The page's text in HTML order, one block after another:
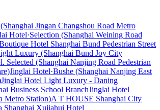
Jingan Changshou Road Metro
Hotel·Selection (Shanghai Weining Road
Hotel Shanghai Bund Pedestrian Street
Luxury (Shanghai Bund Joy City
Selected (Shanghai Nanjing Road Pedestrian
Jinglai Hotel·Bushe (Shanghai Nanjing East
Jinglai Hotel Light Luxury - Daning
Business School BranchJinglai Hotel
Metro Station)A T HOUSE Shanghai City
Shanghai Xujiahui Hotel